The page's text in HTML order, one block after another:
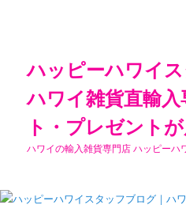
ハッピーハワイ
ハワイ雑貨直輸
ト・プレゼント
ハワイの輸入雑貨専門店 ハッピーハ